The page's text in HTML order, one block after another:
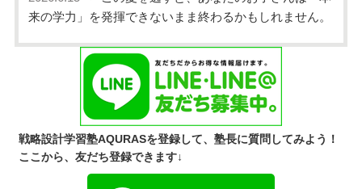
来の学力」を発揮できないまま終わるかもしれません。
戦略設計学習塾AQURASを登録して、塾長に質問してみよう！
ここから、友だち登録できます↓